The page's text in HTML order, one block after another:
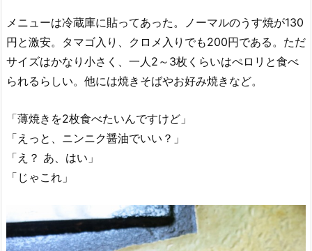
メニューは冷蔵庫に貼ってあった。ノーマルのうす焼が130
円と激安。タマゴ入り、クロメ入りでも200円である。ただ
サイズはかなり小さく、一人2～3枚くらいはぺロリと食べ
られるらしい。他には焼きそばやお好み焼きなど。
「薄焼きを2枚食べたいんですけど」
「えっと、ニンニク醤油でいい？」
「え？ あ、はい」
「じゃこれ」